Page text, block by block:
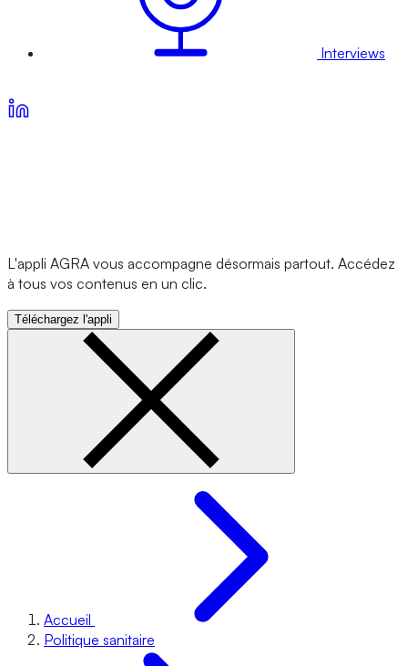
Interviews
L'appli AGRA vous accompagne désormais partout. Accédez
à tous vos contenus en un clic.
Téléchargez l'appli
Accueil
Politique sanitaire